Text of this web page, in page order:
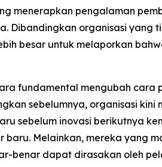
menerapkan pengalaman
Dibandingkan organisasi
besar untuk melaporkan
fundamental mengubah
sebelumnya, organisasi
sebelum inovasi berikutnya
Melainkan, mereka yang
benar dapat dirasakan oleh